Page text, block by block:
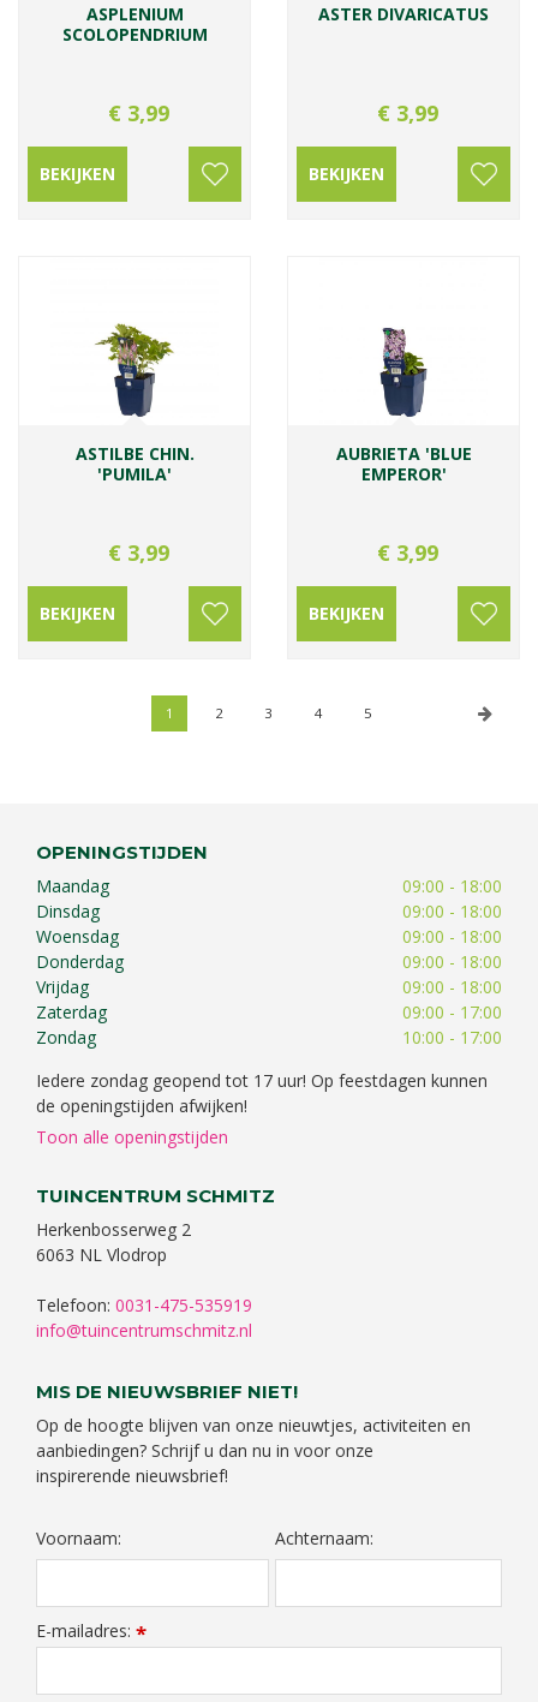
ASPLENIUM
SCOLOPENDRIUM
€ 3,99
BEKIJKEN
ASTER DIVARICATUS
€ 3,99
BEKIJKEN
ASTILBE CHIN.
'PUMILA'
€ 3,99
BEKIJKEN
AUBRIETA 'BLUE
EMPEROR'
€ 3,99
BEKIJKEN
1 2 3 4 5
OPENINGSTIJDEN
Maandag
09:00 - 18:00
Dinsdag
09:00 - 18:00
Woensdag
09:00 - 18:00
Donderdag
09:00 - 18:00
Vrijdag
09:00 - 18:00
Zaterdag
09:00 - 17:00
Zondag
10:00 - 17:00
Iedere zondag geopend tot 17 uur! Op feestdagen kunnen
de openingstijden afwijken!
Toon alle openingstijden
TUINCENTRUM SCHMITZ
Herkenbosserweg 2
6063 NL Vlodrop
Telefoon: 0031-475-535919
info@tuincentrumschmitz.nl
MIS DE NIEUWSBRIEF NIET!
Op de hoogte blijven van onze nieuwtjes, activiteiten en
aanbiedingen? Schrijf u dan nu in voor onze
inspirerende nieuwsbrief!
Voornaam: Achternaam:
E-mailadres: *